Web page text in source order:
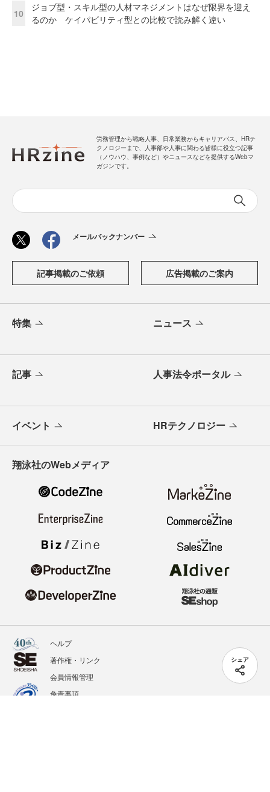
シェア
10
ジョブ型・スキル型の人材マネジメントはなぜ限界を迎え
るのか ケイパビリティ型との比較で読み解く違い
労務管理から戦略人事、日常業務からキャリアパス、HRテ
クノロジーまで、人事部や人事に関わる皆様に役立つ記事
（ノウハウ、事例など）やニュースなどを提供するWebマ
ガジンです。
メールバックナンバー
記事掲載のご依頼 広告掲載のご案内
特集 ニュース
記事 人事法令ポータル
イベント HRテクノロジー
翔泳社のWebメディア
ヘルプ
著作権・リンク
会員情報管理
免責事項